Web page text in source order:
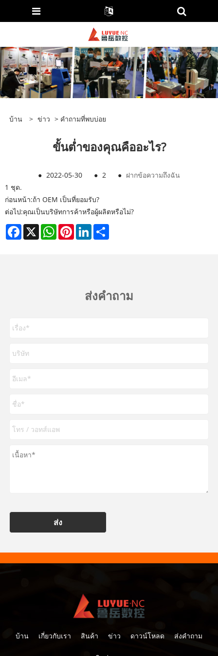
บ้าน > ข่าว > คำถามที่พบบ่อย
ขั้นต่ำของคุณคืออะไร?
● 2022-05-30 ● 2 ● ฝากข้อความถึงฉัน
1 ชุด.
ก่อนหน้า:ถ้า OEM เป็นที่ยอมรับ?
ต่อไป:คุณเป็นบริษัทการค้าหรือผู้ผลิตหรือไม่?
Facebook
X WhatsAppPinterestLinkedIn
ส่งคำถาม
ส่ง
บ้าน เกี่ยวกับเรา สินค้า ข่าว ดาวน์โหลด ส่งคำถาม